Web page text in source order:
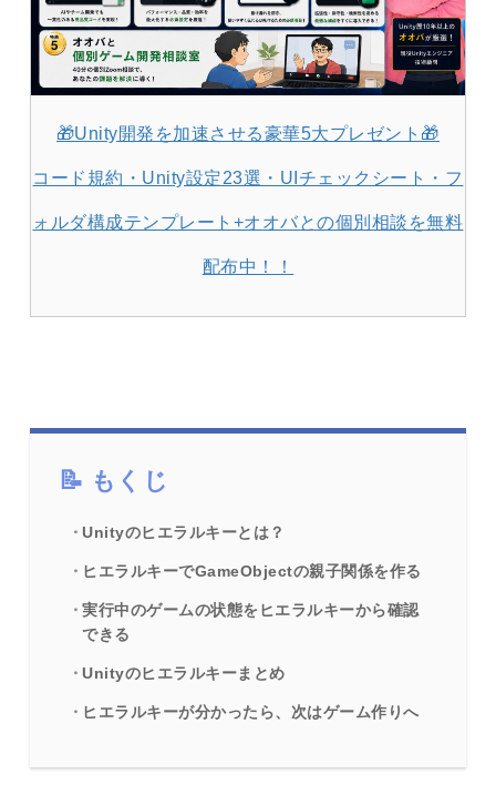
🎁Unity開発を加速させる豪華5大プレゼント🎁
コード規約・Unity設定23選・UIチェックシート・フ
ォルダ構成テンプレート+オオバとの個別相談を無料
配布中！！
もくじ
Unityのヒエラルキーとは？
ヒエラルキーでGameObjectの親子関係を作る
実行中のゲームの状態をヒエラルキーから確認
できる
Unityのヒエラルキーまとめ
ヒエラルキーが分かったら、次はゲーム作りへ